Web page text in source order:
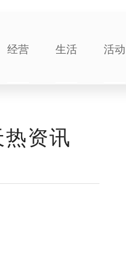
经营 生活 活动
资讯